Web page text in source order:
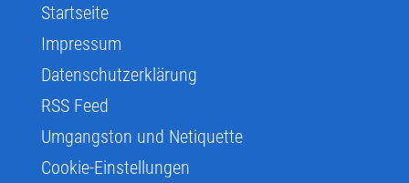
Startseite
Impressum
Datenschutzerklärung
RSS Feed
Umgangston und Netiquette
Cookie-Einstellungen